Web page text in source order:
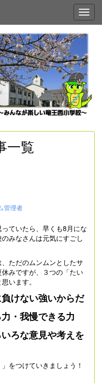
一覧
管理者
ていたら、早くも8月にな
みなさんは元気にすごし
ただのムンムンとしたサ
みですが、３つの「たい
います。
けない強いからだ
・我慢できる力
ろな意見や考えを
をつけていきましょう！